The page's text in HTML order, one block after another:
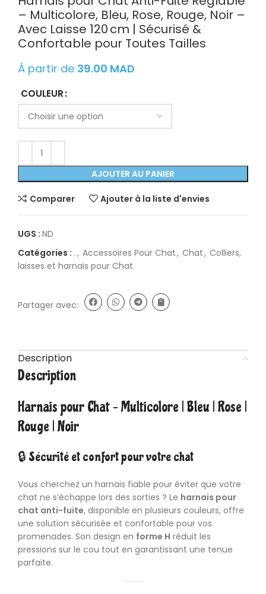
– Multicolore, Bleu, Rose, Rouge, Noir –
Avec Laisse 120 cm | Sécurisé &
Confortable pour Toutes Tailles
À partir de 39.00 MAD
COULEUR
AJOUTER AU PANIER
Comparer Ajouter à la liste d'envies
UGS : ND
Catégories : ., Accessoires Pour Chat, Chat, Colliers,
laisses et harnais pour Chat
Partager avec:
Description
Description
Harnais pour Chat – Multicolore | Bleu | Rose |
Rouge | Noir
🔒 Sécurité et confort pour votre chat
Vous cherchez un harnais fiable pour éviter que votre
chat ne s’échappe lors des sorties ? Le harnais pour
chat anti-fuite, disponible en plusieurs couleurs, offre
une solution sécurisée et confortable pour vos
promenades. Son design en forme H réduit les
pressions sur le cou tout en garantissant une tenue
parfaite.